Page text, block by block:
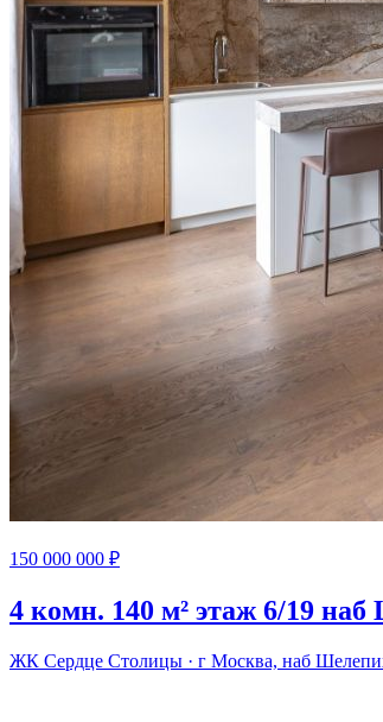
150 000 000 ₽
4 комн. 140 м² этаж 6/19
ЖК Сердце Столицы · г Москва, наб